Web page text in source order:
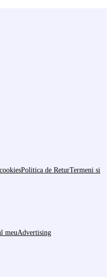
Politica de ReturTermeni si
meuAdvertising